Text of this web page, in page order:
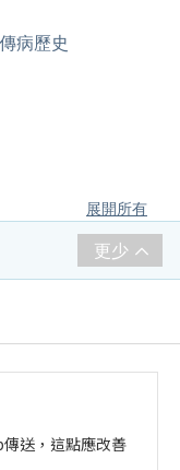
病歷史
展開所有
更少
送，這點應改善